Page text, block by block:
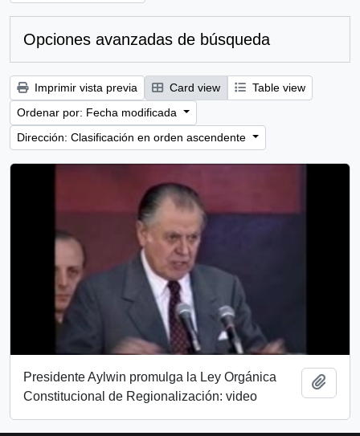
Opciones avanzadas de búsqueda
Imprimir vista previa Card view
Table view
Ordenar por: Fecha modificada
Dirección: Clasificación en orden ascendente
Presidente Aylwin promulga la Ley Orgánica
Constitucional de Regionalización: video